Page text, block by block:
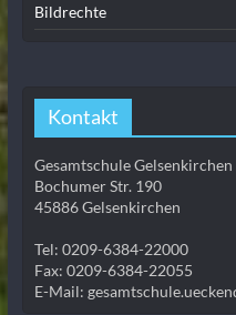
Bildrechte
Kontakt
Gesamtschule
Bochumer Str. 190
45886 Gelsenkirchen
Tel: 0209-6384-22000
Fax: 0209-6384-22055
E-Mail: